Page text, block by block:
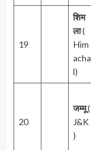
19
शिम
ला(
Him
acha
l)
20
जम्मू(
J&K
)